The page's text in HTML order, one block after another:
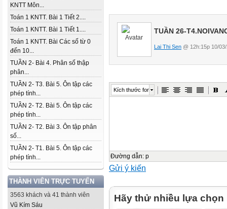
KNTT Môn...
Toán 1 KNTT. Bài 1 Tiết 2....
Toán 1 KNTT. Bài 1 Tiết 1....
Toán 1 KNTT. Bài Các số từ 0
đến 10...
TUẦN 2- Bài 4. Phân số thập
phân...
TUẦN 2- T3. Bài 5. Ôn tập các
phép tính...
TUẦN 2- T2. Bài 5. Ôn tập các
phép tính...
TUẦN 2- T2. Bài 3. Ôn tập phân
số...
TUẦN 2- T1. Bài 5. Ôn tập các
phép tính...
THÀNH VIÊN TRỰC TUYẾN
3563 khách và 41 thành viên
Vũ Kím Sáu
TUẦN 26-
Lai Thi Sen @ 12h:15p 10/
Kích thước font
Đường dẫn: p
Gửi ý kiến
Hãy thử nhiều lựa chọn